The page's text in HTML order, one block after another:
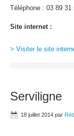
Téléphone : 03 89 31
Site internet :
> Visiter le site
Serviligne
18 juillet 2014 par